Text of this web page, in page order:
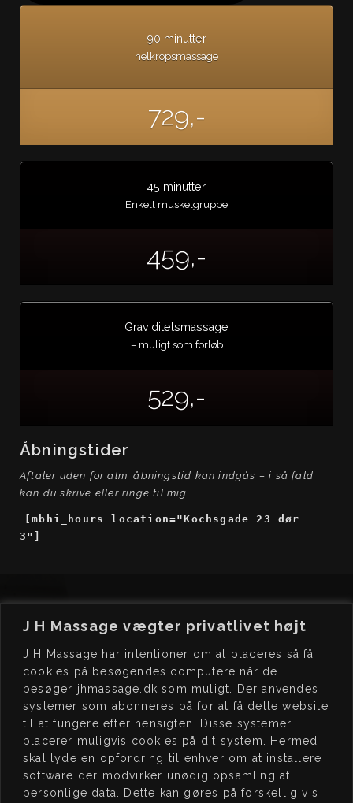
J H Massage vægter privatlivet højt
J H Massage har intentioner om at placeres så få
cookies på besøgendes computere når de
besøger jhmassage.dk som muligt. Der anvendes
systemer som abonneres på for at få dette website
til at fungere efter hensigten. Disse systemer
placerer muligvis cookies på dit system. Hermed
skal lyde en opfordring til enhver om at installere
software der modvirker unødig opsamling af
personlige data. Dette kan gøres på forskellig vis
90 minutter
helkropsmassage
729,-
45 minutter
Enkelt muskelgruppe
459,-
Graviditetsmassage
– muligt som forløb
529,-
Åbningstider
Aftaler uden for alm. åbningstid kan indgås – i så fald
kan du skrive eller ringe til mig.
[mbhi_hours location="Kochsgade 23 dør
3"]
J HMASSAGE
Kochsgade 23, dør 3
5000 Odense C
CVR 41576472
BOOK
Book tid på
www.jhmassage.dk/book